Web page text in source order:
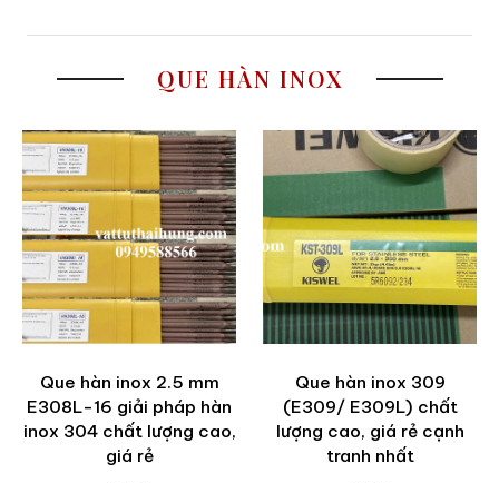
QUE HÀN INOX
Que hàn inox 2.5 mm
E308L-16 giải pháp hàn
inox 304 chất lượng cao,
giá rẻ
Que hàn inox 309
(E309/ E309L) chất
lượng cao, giá rẻ cạnh
tranh nhất